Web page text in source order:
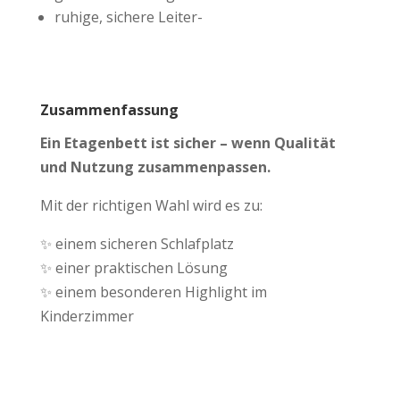
ruhige, sichere Leiter-
Zusammenfassung
Ein Etagenbett ist sicher – wenn Qualität
und Nutzung zusammenpassen.
Mit der richtigen Wahl wird es zu:
✨ einem sicheren Schlafplatz
✨ einer praktischen Lösung
✨ einem besonderen Highlight im
Kinderzimmer